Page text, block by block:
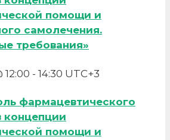
помощи и
самолечения.
требования»
12:00 - 14:30 UTC+3
фармацевтического
концепции
помощи и